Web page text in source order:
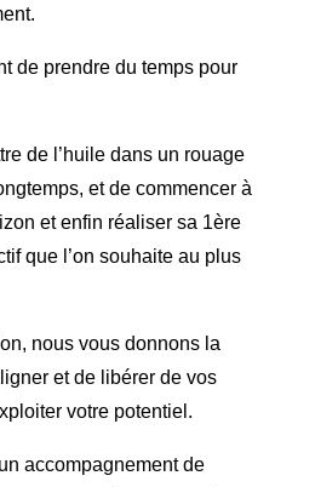
de prendre du temps pour
de l’huile dans un rouage
et de commencer à
et enfin réaliser sa 1ère
que l’on souhaite au plus
nous vous donnons la
et de libérer de vos
votre potentiel.
accompagnement de